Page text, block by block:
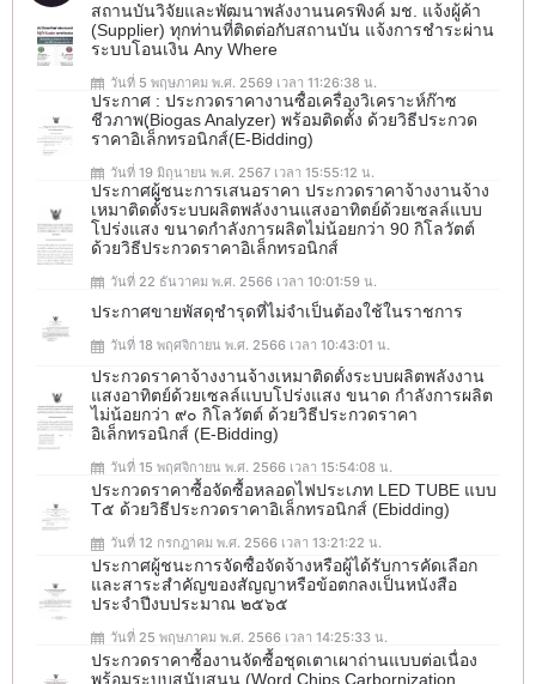
สถานบันวิจัยและพัฒนาพลังงานนครพิงค์ มช. แจ้งผู้ค้า
(Supplier) ทุกท่านที่ติดต่อกับสถานบัน แจ้งการชำระผ่าน
ระบบโอนเงิน Any Where
วันที่ 5 พฤษภาคม พ.ศ. 2569 เวลา 11:26:38 น.
ประกาศ : ประกวดราคางานซื้อเครื่องวิเคราะห์ก๊าซ
ชีวภาพ(ฺBiogas Analyzer) พร้อมติดตั้ง ด้วยวิธีประกวด
ราคาอิเล็กทรอนิกส์(e-Bidding)
วันที่ 19 มิถุนายน พ.ศ. 2567 เวลา 15:55:12 น.
ประกาศผู้ชนะการเสนอราคา ประกวดราคาจ้างงานจ้าง
เหมาติดตั้งระบบผลิตพลังงานแสงอาทิตย์ด้วยเซลล์แบบ
โปร่งแสง ขนาดกำลังการผลิตไม่น้อยกว่า 90 กิโลวัตต์
ด้วยวิธีประกวดราคาอิเล็กทรอนิกส์
วันที่ 22 ธันวาคม พ.ศ. 2566 เวลา 10:01:59 น.
ประกาศขายพัสดุชำรุดที่ไม่จำเป็นต้องใช้ในราชการ
วันที่ 18 พฤศจิกายน พ.ศ. 2566 เวลา 10:43:01 น.
ประกวดราคาจ้างงานจ้างเหมาติดตั้งระบบผลิตพลังงาน
แสงอาทิตย์ด้วยเซลล์แบบโปร่งแสง ขนาด กำลังการผลิต
ไม่น้อยกว่า ๙๐ กิโลวัตต์ ด้วยวิธีประกวดราคา
อิเล็กทรอนิกส์ (e-Bidding)
วันที่ 15 พฤศจิกายน พ.ศ. 2566 เวลา 15:54:08 น.
ประกวดราคาซื้อจัดซื้อหลอดไฟประเภท LED TUBE แบบ
T๕ ด้วยวิธีประกวดราคาอิเล็กทรอนิกส์ (ebidding)
วันที่ 12 กรกฎาคม พ.ศ. 2566 เวลา 13:21:22 น.
ประกาศผู้ชนะการจัดซื้อจัดจ้างหรือผู้ได้รับการคัดเลือก
และสาระสำคัญของสัญญาหรือข้อตกลงเป็นหนังสือ
ประจำปีงบประมาณ ๒๕๖๕
วันที่ 25 พฤษภาคม พ.ศ. 2566 เวลา 14:25:33 น.
ประกวดราคาซื้องานจัดซื้อชุดเตาเผาถ่านแบบต่อเนื่อง
พร้อมระบบสนับสนุน (Word Chips Carbornization